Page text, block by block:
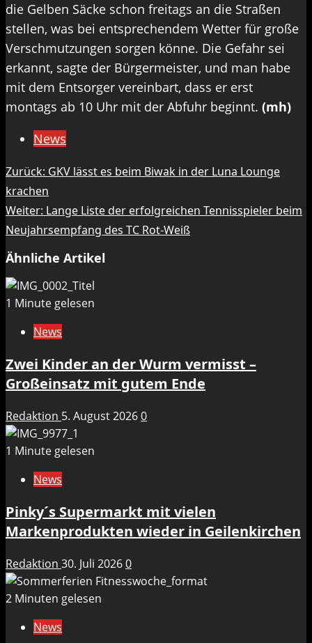
die Gelben Säcke schon freitags an die Straßen
stellen, was bei entsprechendem Wetter für große
Verschmutzungen sorgen könne. Die Gefahr sei
erkannt, sagte der Bürgermeister, und man habe
mit dem Entsorger vereinbart, dass er erst
montags ab 10 Uhr mit der Abfuhr beginnt. (mh)
News
Beitragsnavigation
Zurück: GKV lässt es beim Biwak in der Luna Lounge
krachen
Weiter: Lange Liste der erfolgreichen Tennisspieler beim
Neujahrsempfang des TC Rot-Weiß
Ähnliche Artikel
1 Minute gelesen
News
Zwei Kinder an der Wurm vermisst –
Großeinsatz mit gutem Ende
Redaktion 5. August 20260
1 Minute gelesen
News
Pinky´s Supermarkt mit vielen
Markenprodukten wieder in Geilenkirchen
Redaktion 30. Juli 20260
2 Minuten gelesen
News